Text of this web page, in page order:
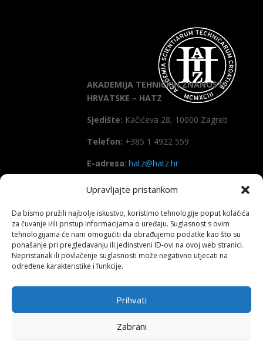
Upravljajte pristankom
Da bismo pružili najbolje iskustvo, koristimo tehnologije poput kolačića
za čuvanje i/ili pristup informacijama o uređaju. Suglasnost s ovim
tehnologijama će nam omogućiti da obrađujemo podatke kao što su
ponašanje pri pregledavanju ili jedinstveni ID-ovi na ovoj web stranici.
Nepristanak ili povlačenje suglasnosti može negativno utjecati na
određene karakteristike i funkcije.
Prihvati
Zabrani
AKADEMIJA TEHNIČKIH ZNANOSTI
HRVATSKE – HATZ
Sjedište: Kačićeva 28, 10000 Zagreb
Telefon: +385 1 4922 559
E-adresa: hatz@hatz.hr
OIB: 89465386965
IBAN HR7923600001101573628
(Zagrebačka banka d.d)
SWIFT: ZABAHR2X
Copyright All right reserved HATZ – 2026